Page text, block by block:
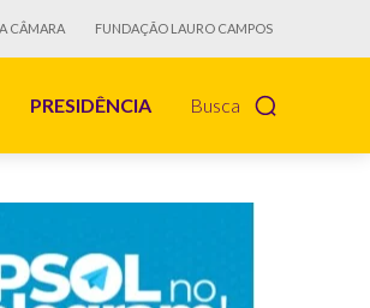
CÂMARA FUNDAÇÃO LAURO CAMPOS
Busca
PRESIDÊNCIA